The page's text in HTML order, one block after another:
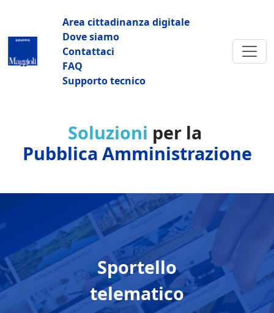
Navigazione principale
Area cittadinanza digitale
Dove siamo
Contattaci
FAQ
Supporto tecnico
Soluzioni per la
Pubblica Amministrazione
Sportello
telematico